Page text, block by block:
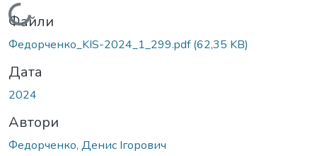
Вантажиться...
Файли
Федорченко_KIS-2024_1_299.pdf(62,35 KB)
Дата
2024
Автори
Федорченко, Денис Ігорович